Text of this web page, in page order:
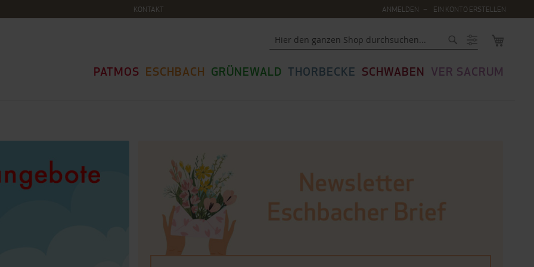
KONTAKT ANMELDEN EIN KONTO ERSTELLEN
PATMOS ESCHBACH GRÜNEWALD THORBECKE SCHWABEN VER SACRUM